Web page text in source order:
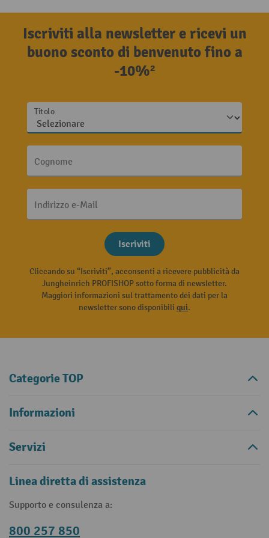
Iscriviti alla newsletter e ricevi un
buono sconto di benvenuto fino a
-10%²
Titolo
Cognome
Indirizzo e-Mail
Iscriviti
Cliccando su “Iscriviti”, acconsenti a ricevere pubblicità da
Jungheinrich PROFISHOP sotto forma di newsletter.
Maggiori informazioni sul trattamento dei dati per la
newsletter sono disponibili qui.
Categorie TOP
Informazioni
Servizi
Linea diretta di assistenza
Supporto e consulenza a:
800 257 850